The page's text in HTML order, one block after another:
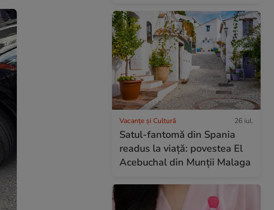
Vacanțe și Cultură 26 iul.
Satul-fantomă din Spania
readus la viață: povestea El
Acebuchal din Munții Malaga